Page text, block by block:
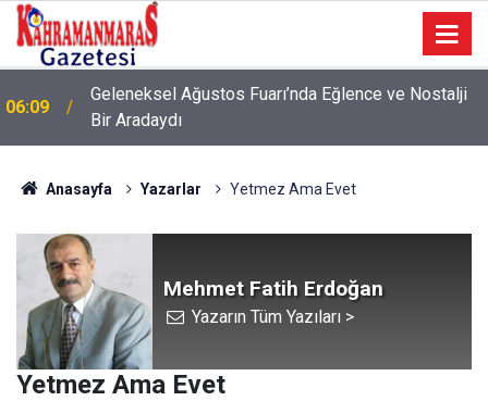
06:09
Geleneksel Ağustos Fuarı’nda Eğlence ve Nostalji
Bir Aradaydı
Anasayfa Yazarlar Yetmez Ama Evet
Mehmet Fatih Erdoğan
Yazarın Tüm Yazıları >
Yetmez Ama Evet